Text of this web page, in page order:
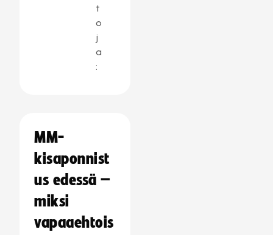
t
o
j
a
:
MM-
kisaponnist
us edessä –
miksi
vapaaehtois